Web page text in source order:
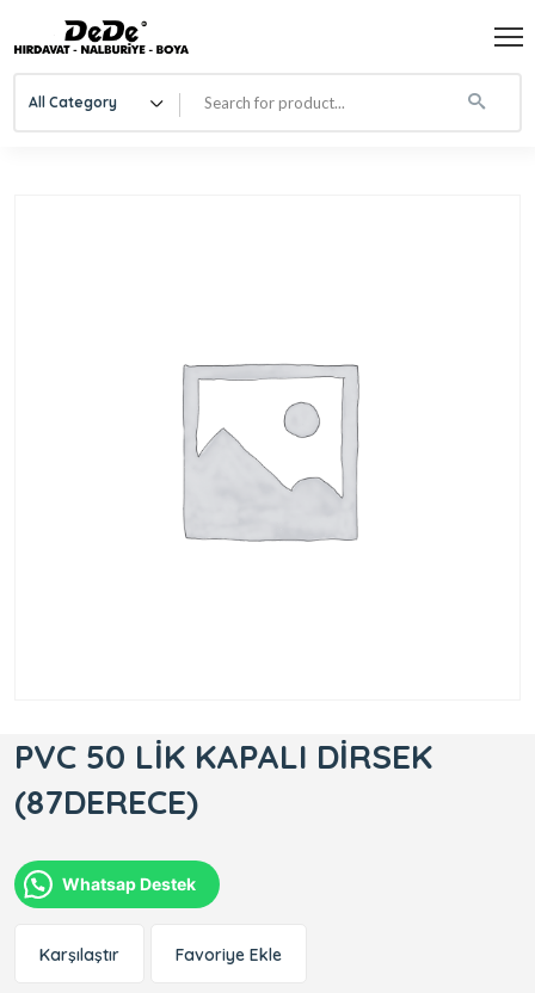
All Category
PVC 50 LİK KAPALI DİRSEK
(87DERECE)
Whatsap Destek
Karşılaştır Favoriye Ekle